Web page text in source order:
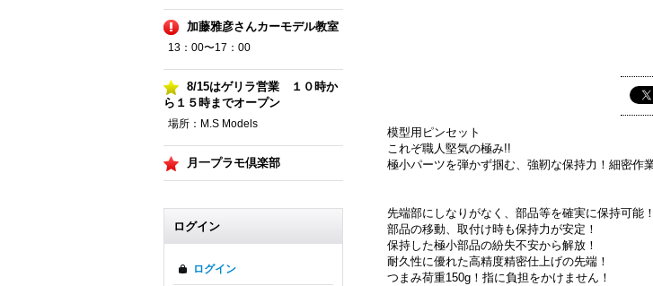
加藤雅彦さんカーモデル教室
13：00〜17：00
8/15はゲリラ営業 １０時か
ら１５時までオープン
場所：M.S Models
月一プラモ倶楽部
ログイン
ログイン
模型用ピンセット
これぞ職人堅気の極み!!
極小パーツを弾かず掴む、強靭な保持力！細密作
先端部にしなりがなく、部品等を確実に保持可能！
部品の移動、取付け時も保持力が安定！
保持した極小部品の紛失不安から解放！
耐久性に優れた高精度精密仕上げの先端！
つまみ荷重150g！指に負担をかけません！